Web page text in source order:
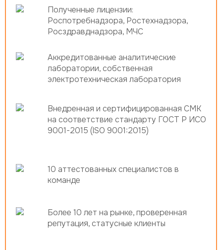
Полученные лицензии:
Роспотребнадзора, Ростехнадзора,
Росздравднадзора, МЧС
Аккредитованные аналитические
лаборатории, собственная
электротехническая лаборатория
Внедренная и сертифицированная СМК
на соответствие стандарту ГОСТ Р ИСО
9001-2015 (ISO 9001:2015)
10 аттестованных специалистов в
команде
Более 10 лет на рынке, проверенная
репутация, статусные клиенты